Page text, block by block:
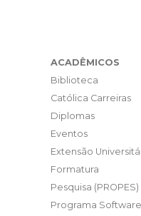
ACADÊMICOS
Biblioteca
Católica Carreiras
Diplomas
Eventos
Extensão
Formatura
Pesquisa (PROPES)
Programa